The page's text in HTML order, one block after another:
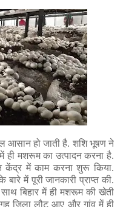
आसान हो जाती है. शशि भूषण ने
ही मशरूम का उत्पादन करना है.
में काम करना शुरू किया.
में पूरी जानकारी प्राप्त की.
बिहार में ही मशरूम की खेती
जिला लौट आए और गांव में ही